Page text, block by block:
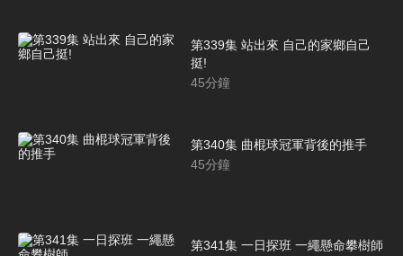
第339集 站出來 自己的家鄉自己
挺!
45分鐘
第340集 曲棍球冠軍背後的推手
45分鐘
第341集 一日探班 一繩懸命攀樹師